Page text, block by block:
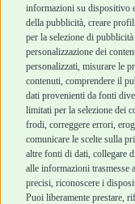
informazioni su dispositivo
della pubblicità, creare
per la selezione di
personalizzazione dei
personalizzati, misurare le
contenuti, comprendere il
dati provenienti da fonti
limitati per la selezione dei
frodi, correggere errori,
comunicare le scelte sulla
altre fonti di dati, collegare
alle informazioni trasmesse
precisi, riconoscere i
Puoi liberamente prestare,
Robinson Pet
Chi siamo
Punti vendita
Marchi
Blog
Assistenza
Pet Shop
Offerte
Promozioni
Recensioni